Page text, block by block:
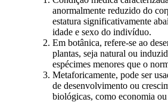
anormalmente reduzido do
estatura significativamente
idade e sexo do indivíduo.
Em botânica, refere-se ao
plantas, seja natural ou
espécimes menores que o
Metaforicamente, pode ser
de desenvolvimento ou
biológicas, como economia